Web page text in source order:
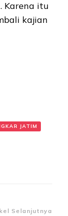
Karena itu
kajian
JATIM
Selanjutnya